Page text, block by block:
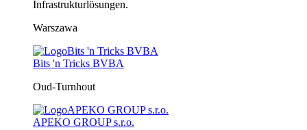
Infrastrukturlösungen.
Warszawa
Bits 'n Tricks BVBA
Oud-Turnhout
APEKO GROUP s.r.o.